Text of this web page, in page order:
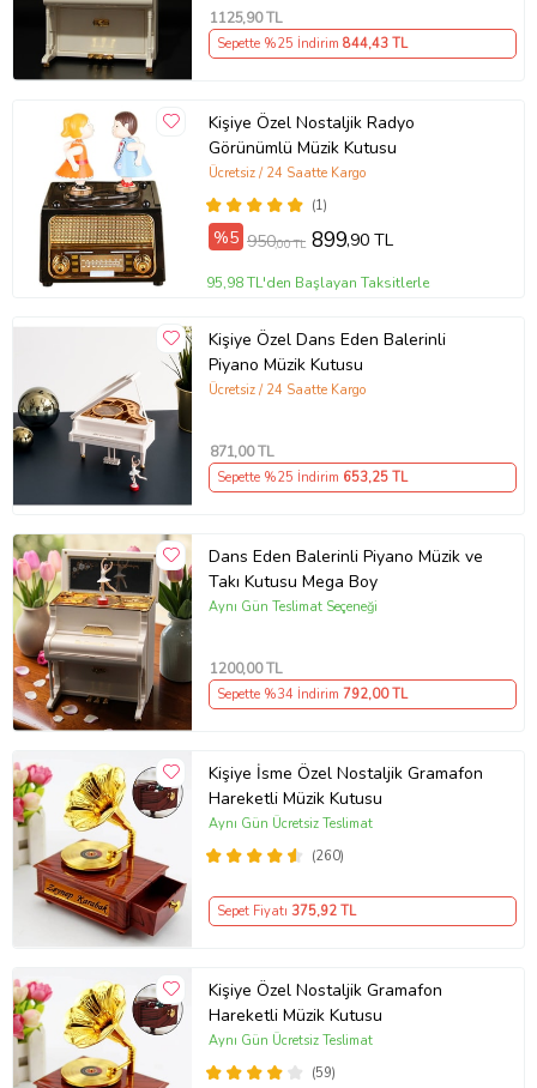
1125,90 TL
Sepette %25 İndirim 844,43 TL
Kişiye Özel Nostaljik Radyo
Görünümlü Müzik Kutusu
(1)
Ücretsiz / 24 Saatte Kargo
%5 950,00 TL 899,90 TL
95,98 TL'den Başlayan Taksitlerle
Kişiye Özel Dans Eden Balerinli
Piyano Müzik Kutusu
Ücretsiz / 24 Saatte Kargo
871,00 TL
Sepette %25 İndirim 653,25 TL
Dans Eden Balerinli Piyano Müzik ve
Takı Kutusu Mega Boy
Aynı Gün Teslimat Seçeneği
1200,00 TL
Sepette %34 İndirim 792,00 TL
Kişiye İsme Özel Nostaljik Gramafon
Hareketli Müzik Kutusu
(260)
Aynı Gün Ücretsiz Teslimat
Sepet Fiyatı 375,92 TL
Kişiye Özel Nostaljik Gramafon
Hareketli Müzik Kutusu
(59)
Aynı Gün Ücretsiz Teslimat